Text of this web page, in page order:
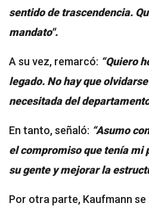
sentido de trascendencia.
mandato".
A su vez, remarcó: “Quiero
legado. No hay que
necesitada del
En tanto, señaló: “Asumo
el compromiso que tenía mi
su gente y mejorar la
Por otra parte, Kaufmann